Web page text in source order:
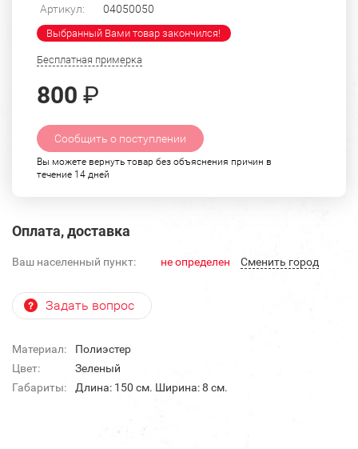
Артикул: 04050050
Выбранный Вами товар закончился!
Бесплатная примерка
800 ₽
Сообщить о поступлении
Вы можете вернуть товар без объяснения причин в
течение 14 дней
Оплата, доставка
Ваш населенный пункт: не определен Cменить город
Задать вопрос
Материал:
Полиэстер
Цвет:
Зеленый
Габариты:
Длина: 150 см. Ширина: 8 см.